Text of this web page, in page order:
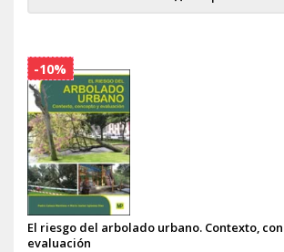
El riesgo del arbolado urbano. Contexto,
evaluación
-10%